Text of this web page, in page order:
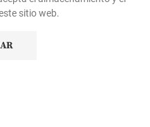
sitio web.